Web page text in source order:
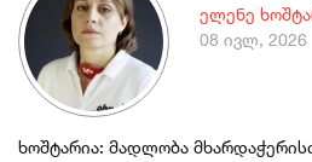
ხოშტარია: მადლობა
ელენე
08 ივლ, 2026